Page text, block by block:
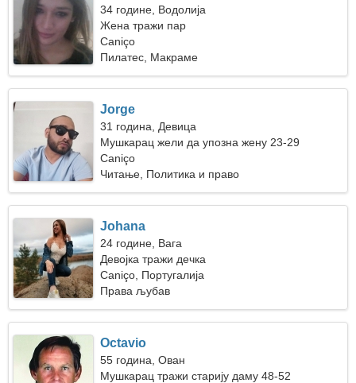
34 године, Водолија
Жена тражи пар
Caniço
Пилатес, Макраме
Jorge
31 година, Девица
Мушкарац жели да упозна жену 23-29
Caniço
Читање, Политика и право
Johana
24 године, Вага
Девојка тражи дечка
Caniço, Португалија
Права љубав
Octavio
55 година, Ован
Мушкарац тражи старију даму 48-52